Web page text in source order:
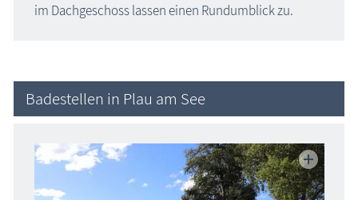
im Dachgeschoss lassen einen Rundumblick zu.
Badestellen in Plau am See